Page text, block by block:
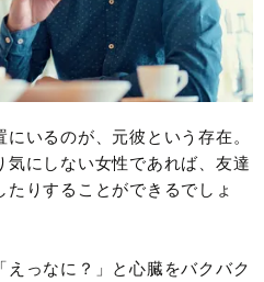
いるのが、元彼という存在。
にしない女性であれば、友達
りすることができるでしょ
っなに？」と心臓をバクバク